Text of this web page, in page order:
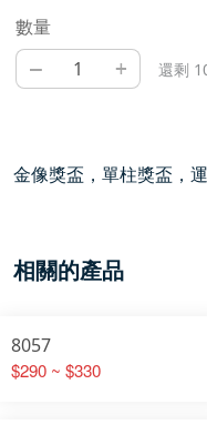
數量
– + 還剩
金像獎盃，單柱獎盃，
相關的產品
8057
$290 ~ $330